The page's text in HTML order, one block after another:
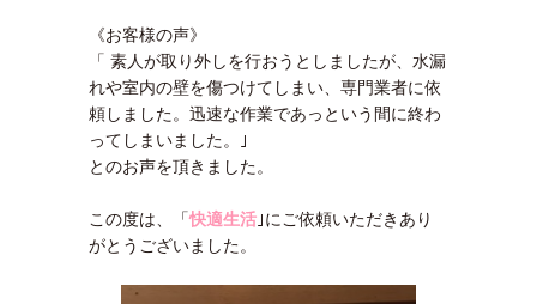
《お客様の声》
「 素人が取り外しを行おうとしましたが、水漏
れや室内の壁を傷つけてしまい、専門業者に依
頼しました。迅速な作業であっという間に終わ
ってしまいました。｣
とのお声を頂きました。
この度は、「快適生活 ｣にご依頼いただきあり
がとうございました。